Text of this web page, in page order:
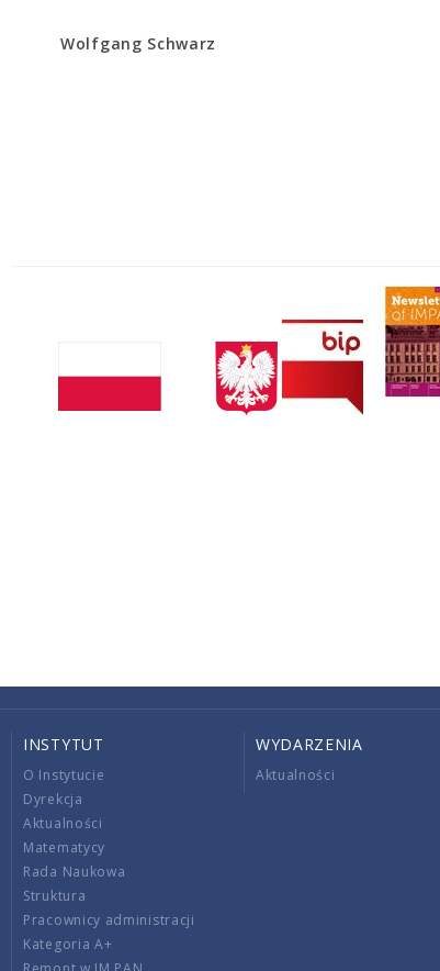
Wolfgang Schwarz
INSTYTUT
O Instytucie
Dyrekcja
Aktualności
Matematycy
Rada Naukowa
Struktura
Pracownicy administracji
Kategoria A+
WYDARZENIA
Aktualności